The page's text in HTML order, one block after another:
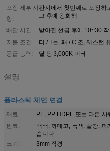
포장 세부 사
항:
판지에서 첫번째로 포장하
그 후에 강화해
배달 시간:
받아진 선금 후에 10~30 작
지불 조건:
티 / T는, 패 / C 조, 웨스턴
공급 능력:
달 당 3,000K 미터
설명
플라스틱 체인 연결
재료:
PE, PP, HDPE 또는 다른 사
완료:
백색, 까매고, 녹색, 빨강,
습니다
크기:
3mm 직경